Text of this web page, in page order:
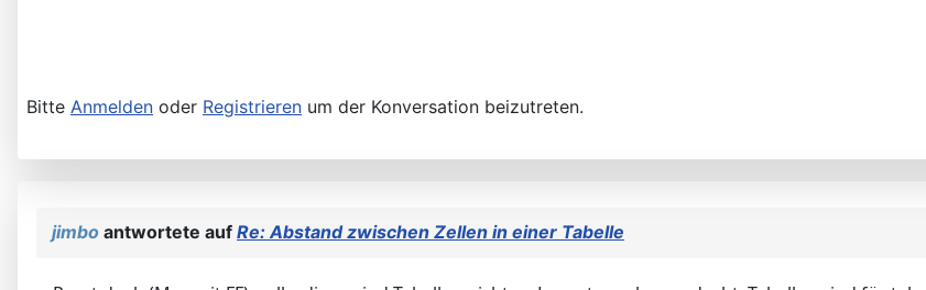
Bitte Anmelden oder Registrieren um der Konversation beizutreten.
jimbo antwortete auf Re: Abstand zwischen Zellen in einer Tabelle